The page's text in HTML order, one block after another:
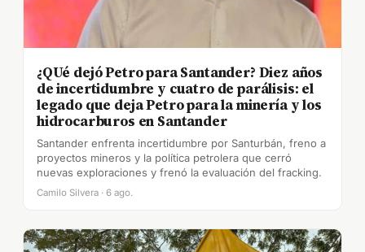
¿QUé dejó Petro para Santander? Diez años
de incertidumbre y cuatro de parálisis: el
legado que deja Petro para la minería y los
hidrocarburos en Santander
Santander enfrenta incertidumbre por Santurbán, freno a
proyectos mineros y la política petrolera que cerró
nuevas exploraciones y frenó la evaluación del fracking.
Camilo Silvera · 6 ago.